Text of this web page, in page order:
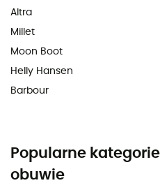
Altra
Millet
Moon Boot
Helly Hansen
Barbour
Popularne
obuwie